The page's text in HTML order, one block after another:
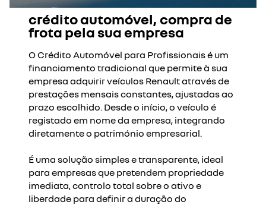
crédito automóvel, compra de
frota pela sua empresa
O Crédito Automóvel para Profissionais é um
financiamento tradicional que permite à sua
empresa adquirir veículos Renault através de
prestações mensais constantes, ajustadas ao
prazo escolhido. Desde o início, o veículo é
registado em nome da empresa, integrando
diretamente o património empresarial.
É uma solução simples e transparente, ideal
para empresas que pretendem propriedade
imediata, controlo total sobre o ativo e
liberdade para definir a duração do